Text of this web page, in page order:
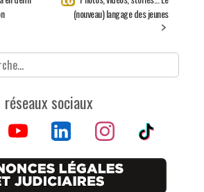
(nouveau) langage des jeunes
réseaux sociaux